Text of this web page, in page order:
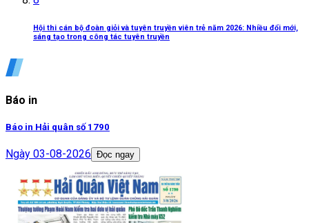
Hội thi cán bộ đoàn giỏi và tuyên truyền viên trẻ năm 2026: Nhiều đổi mới,
sáng tạo trong công tác tuyên truyền
Báo in
Báo in Hải quân số 1790
Ngày 03-08-2026 Đọc ngay